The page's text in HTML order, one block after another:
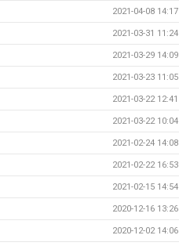
2021-04-08 14:17
2021-03-31 11:24
2021-03-29 14:09
2021-03-23 11:05
2021-03-22 12:41
2021-03-22 10:04
2021-02-24 14:08
2021-02-22 16:53
2021-02-15 14:54
2020-12-16 13:26
2020-12-02 14:06